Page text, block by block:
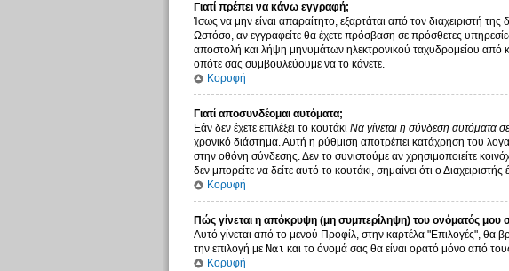
Γιατί πρέπει να κάνω εγγραφή;
Ίσως να μην είναι απαραίτητο, εξαρτάται από τον διαχειριστή
Ωστόσο, αν εγγραφείτε θα έχετε πρόσβαση σε πρόσθετες
αποστολή και λήψη μηνυμάτων ηλεκτρονικού ταχυδρομείου από
οπότε σας συμβουλεύουμε να το κάνετε.
Κορυφή
Γιατί αποσυνδέομαι αυτόματα;
Εάν δεν έχετε επιλέξει το κουτάκι Να γίνεται η σύνδεση αυτόματα
χρονικό διάστημα. Αυτή η ρύθμιση αποτρέπει κατάχρηση του
στην οθόνη σύνδεσης. Δεν το συνιστούμε αν χρησιμοποιείτε
δεν μπορείτε να δείτε αυτό το κουτάκι, σημαίνει ότι ο
Κορυφή
Πώς γίνεται η απόκρυψη (μη συμπερίληψη) του ονόματός μου
Αυτό γίνεται από το μενού Προφίλ, στην καρτέλα "Επιλογές", θα
την επιλογή με Ναι και το όνομά σας θα είναι ορατό μόνο από
Κορυφή